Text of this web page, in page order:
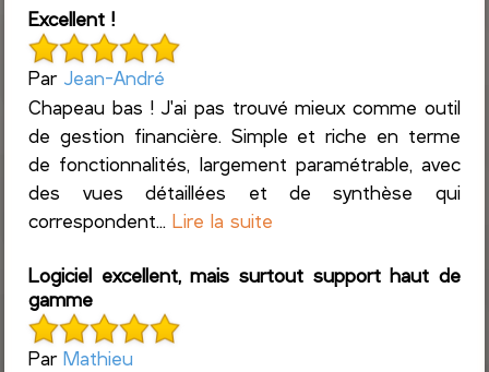
Excellent !
Par Jean-André
Chapeau bas ! J'ai pas trouvé mieux comme outil
de gestion financière. Simple et riche en terme
de fonctionnalités, largement paramétrable, avec
des vues détaillées et de synthèse qui
correspondent...Lire la suite
Logiciel excellent, mais surtout support haut de
gamme
ParMathieu